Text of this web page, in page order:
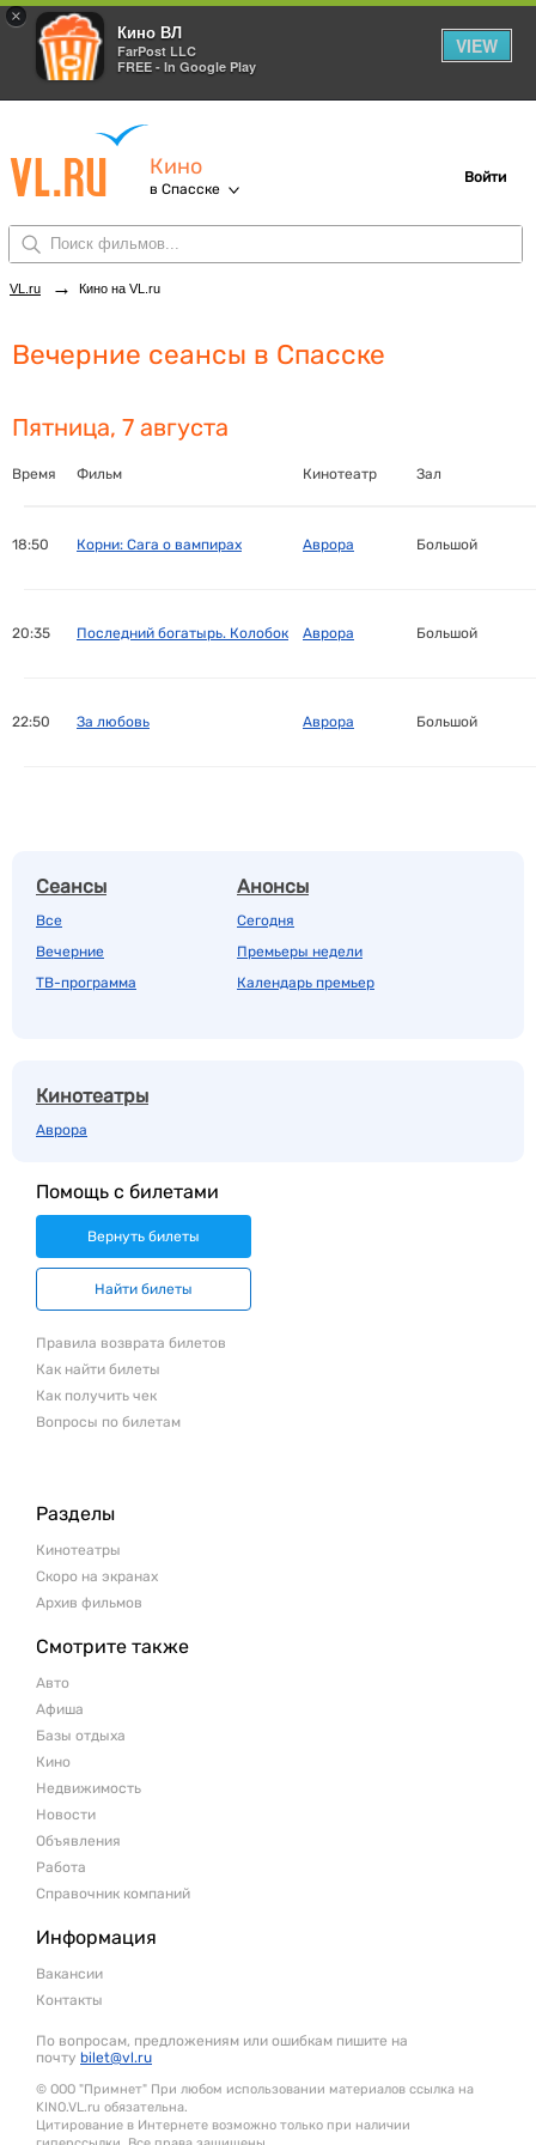
×
Кино ВЛ
FarPost LLC
FREE - In Google Play
VIEW
Кино
в Спасске
Войти
VL.ru → Кино на VL.ru
Вечерние сеансы в Спасске
Пятница, 7 августа
Время Фильм Кинотеатр Зал
18:50 Корни: Сага о вампирах Аврора Большой
20:35 Последний богатырь. Колобок Аврора Большой
22:50 За любовь Аврора Большой
Сеансы
Все
Вечерние
ТВ-программа
Анонсы
Сегодня
Премьеры недели
Календарь премьер
Кинотеатры
Аврора
Помощь с билетами
Вернуть билеты
Найти билеты
Правила возврата билетов
Как найти билеты
Как получить чек
Вопросы по билетам
Разделы
Кинотеатры
Скоро на экранах
Архив фильмов
Смотрите также
Авто
Афиша
Базы отдыха
Кино
Недвижимость
Новости
Объявления
Работа
Справочник компаний
Информация
Вакансии
Контакты
По вопросам, предложениям или ошибкам пишите на
почту bilet@vl.ru
© ООО "Примнет" При любом использовании материалов ссылка на
KINO.VL.ru обязательна.
Цитирование в Интернете возможно только при наличии